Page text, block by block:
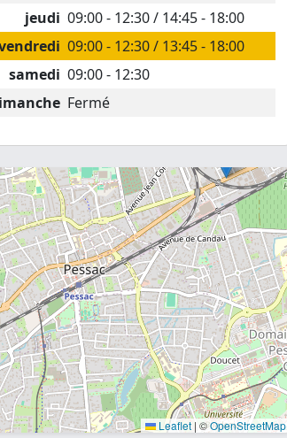
jeudi 09:00 - 12:30 / 14:45 - 18:00
09:00 - 12:30 / 13:45 - 18:00
samedi 09:00 - 12:30
Fermé
Leaflet | ©OpenStreetMap